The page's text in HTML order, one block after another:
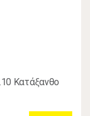
Κατάξανθο